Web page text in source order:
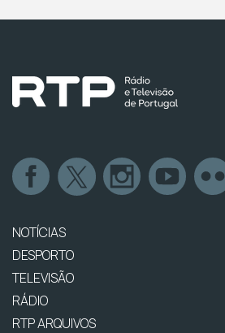
NOTÍCIAS
DESPORTO
TELEVISÃO
RÁDIO
RTP ARQUIVOS